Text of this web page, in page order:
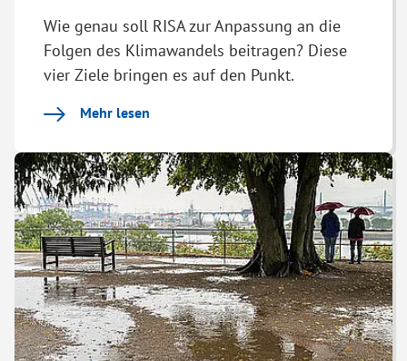
Wie genau soll RISA zur Anpassung an die
Folgen des Klimawandels beitragen? Diese
vier Ziele bringen es auf den Punkt.
Mehr lesen